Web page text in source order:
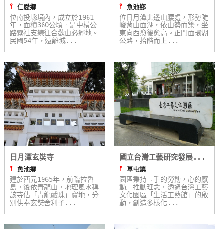
租
車
網
紅
帶
你
玩
玩
樂
地
圖
顧
客
服
務
⫯ 仁愛鄉
位南投縣境內，成立於1961
年，面積360公頃，是中橫公
路霧社支線往合歡山必經地。
民國54年，遠離城...
⫯ 魚池鄉
位日月潭北邊山腰處，形勢陡
峻背山面湖，依山勢而築，坐
東向西愈後愈高。正門面環湖
公路，拾階而上...
日月潭玄奘寺
⫯ 魚池鄉
建於西元1965年，前臨拉魯
島，後依青龍山，地理風水稱
該寺佔「青龍戲珠」寶地，分
別供奉玄奘舍利子...
國立台灣工藝研究發展...
⫯ 草屯鎮
園區秉持『手的勞動，心的感
動』推動理念，透過台灣工藝
文化園區「生活工藝館」的啟
動，創造多樣化...